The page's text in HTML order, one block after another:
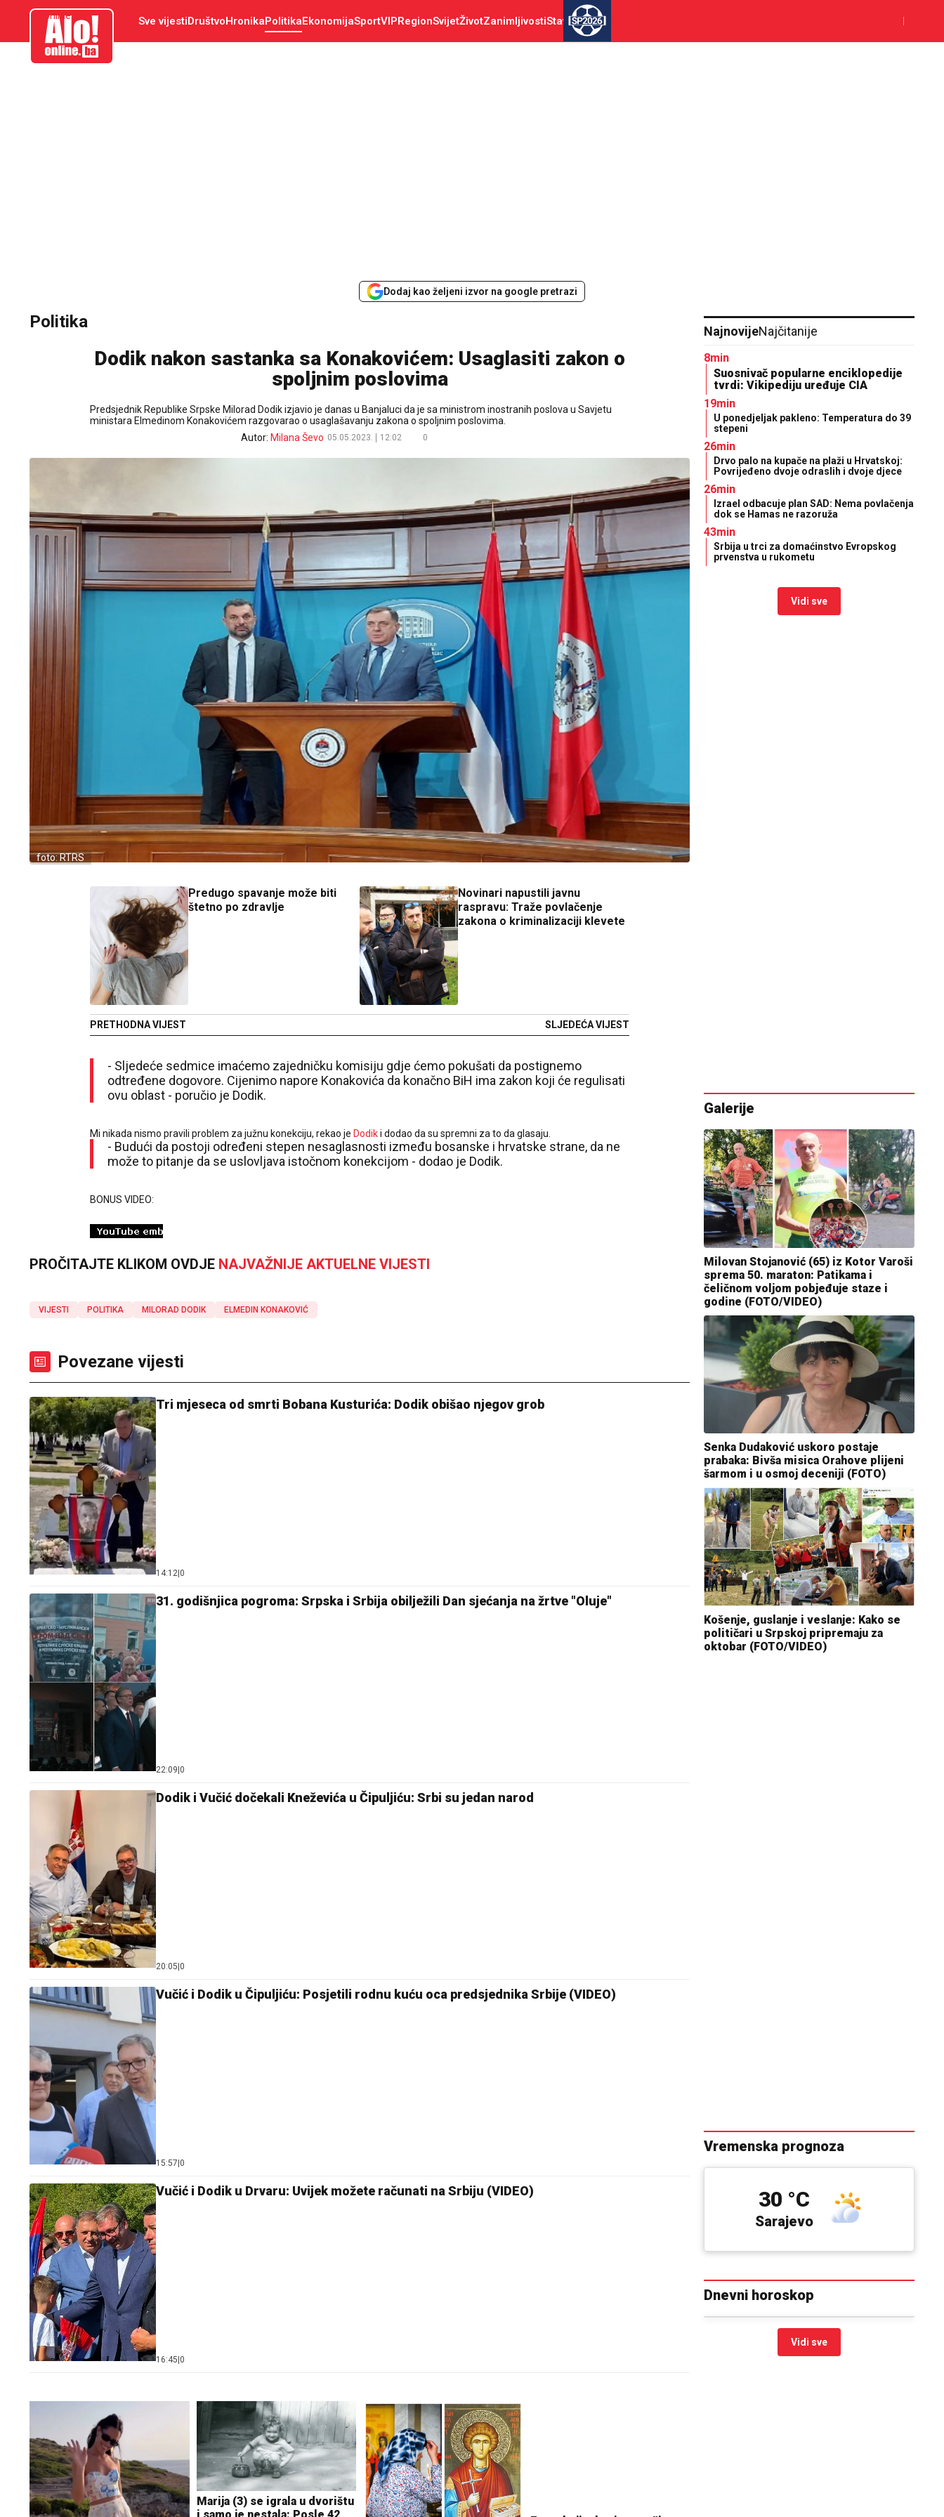
aloonline.ba Sve vijestiDruštvoHronikaPolitikaEkonomijaSportVIPRegionSvijetŽivotZanimljivostiStav SP2026
Dodaj kao željeni izvor na google pretrazi
Politika
Dodik nakon sastanka sa Konakovićem: Usaglasiti zakon o
spoljnim poslovima
Predsjednik Republike Srpske Milorad Dodik izjavio je danas u Banjaluci da je sa ministrom inostranih poslova u Savjetu
ministara Elmedinom Konakovićem razgovarao o usaglašavanju zakona o spoljnim poslovima.
Autor: Milana Ševo 05.05.2023. 12:02 0
foto: RTRS
Predugo spavanje može biti
štetno po zdravlje
PRETHODNA VIJEST
Novinari napustili javnu
raspravu: Traže povlačenje
zakona o kriminalizaciji klevete
SLJEDEĆA VIJEST
- Sljedeće sedmice imaćemo zajedničku komisiju gdje ćemo pokušati da postignemo
odtređene dogovore. Cijenimo napore Konakovića da konačno BiH ima zakon koji će regulisati
ovu oblast - poručio je Dodik.
Mi nikada nismo pravili problem za južnu konekciju, rekao je Dodiki dodao da su spremni za to da glasaju.
- Budući da postoji određeni stepen nesaglasnosti između bosanske i hrvatske strane, da ne
može to pitanje da se uslovljava istočnom konekcijom - dodao je Dodik.
BONUS VIDEO:
PROČITAJTE KLIKOM OVDJE NAJVAŽNIJE AKTUELNE VIJESTI
VIJESTI POLITIKA MILORAD DODIK ELMEDIN KONAKOVIĆ
Povezane vijesti
Tri mjeseca od smrti Bobana Kusturića: Dodik obišao njegov grob
14:12 0
31. godišnjica pogroma: Srpska i Srbija obilježili Dan sjećanja na žrtve "Oluje"
22:09 0
Dodik i Vučić dočekali Kneževića u Čipuljiću: Srbi su jedan narod
20:05 0
Vučić i Dodik u Čipuljiću: Posjetili rodnu kuću oca predsjednika Srbije (VIDEO)
15:57 0
Vučić i Dodik u Drvaru: Uvijek možete računati na Srbiju (VIDEO)
16:45 0
Marija (3) se igrala u dvorištu
NajnovijeNajčitanije
8min
Suosnivač popularne enciklopedije
tvrdi: Vikipediju uređuje CIA
19min
U ponedjeljak pakleno: Temperatura do 39
stepeni
26min
Drvo palo na kupače na plaži u Hrvatskoj:
Povrijeđeno dvoje odraslih i dvoje djece
26min
Izrael odbacuje plan SAD: Nema povlačenja
dok se Hamas ne razoruža
43min
Srbija u trci za domaćinstvo Evropskog
prvenstva u rukometu
Vidi sve
Galerije
Milovan Stojanović (65) iz Kotor Varoši
sprema 50. maraton: Patikama i
čeličnom voljom pobjeđuje staze i
godine (FOTO/VIDEO)
Senka Dudaković uskoro postaje
prabaka: Bivša misica Orahove plijeni
šarmom i u osmoj deceniji (FOTO)
Košenje, guslanje i veslanje: Kako se
političari u Srpskoj pripremaju za
oktobar (FOTO/VIDEO)
Vremenska prognoza
Sarajevo
30 °C
Dnevni horoskop
Vidi sve